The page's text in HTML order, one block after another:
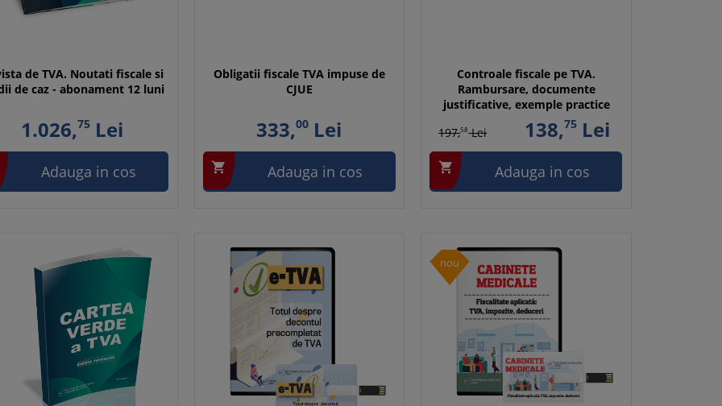
de TVA. Noutati fiscale si
de caz - abonament 12 luni
1.026,75 Lei
Adauga in cos
Obligatii fiscale TVA impuse de
CJUE
333,00 Lei
 Adauga in cos
Controale fiscale pe TVA.
Rambursare, documente
justificative, exemple practice
197,58Lei 138,75Lei
 Adauga in cos
nou